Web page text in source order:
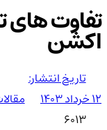
تفاوت های
اکشن
تاریخ انتشار:
۱۲ خرداد ۱۴۰۳
6013